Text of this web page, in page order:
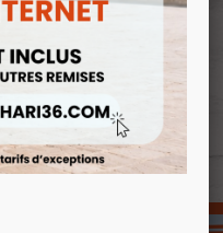
D'ENVIES